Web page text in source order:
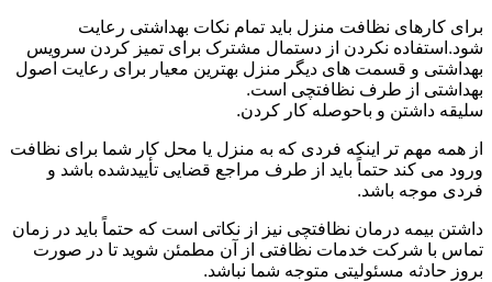
برای کارهای نظافت منزل باید تمام نکات بهداشتی رعایت
شود.استفاده نکردن از دستمال مشترک برای تمیز کردن سرویس
بهداشتی و قسمت های دیگر منزل بهترین معیار برای رعایت اصول
بهداشتی از طرف نظافتچی است.
سلیقه داشتن و باحوصله کار کردن.
از همه مهم تر اینکه فردی که به منزل یا محل کار شما برای نظافت
ورود می کند حتماً باید از طرف مراجع قضایی تأییدشده باشد و
فردی موجه باشد.
داشتن بیمه درمان نظافتچی نیز از نکاتی است که حتماً باید در زمان
تماس با شرکت خدمات نظافتی از آن مطمئن شوید تا در صورت
بروز حادثه مسئولیتی متوجه شما نباشد.